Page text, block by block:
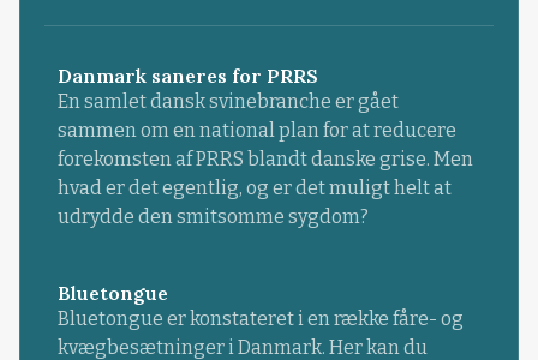
Danmark saneres for PRRS
En samlet dansk svinebranche er gået
sammen om en national plan for at reducere
forekomsten af PRRS blandt danske grise. Men
hvad er det egentlig, og er det muligt helt at
udrydde den smitsomme sygdom?
Bluetongue
Bluetongue er konstateret i en række fåre- og
kvægbesætninger i Danmark. Her kan du